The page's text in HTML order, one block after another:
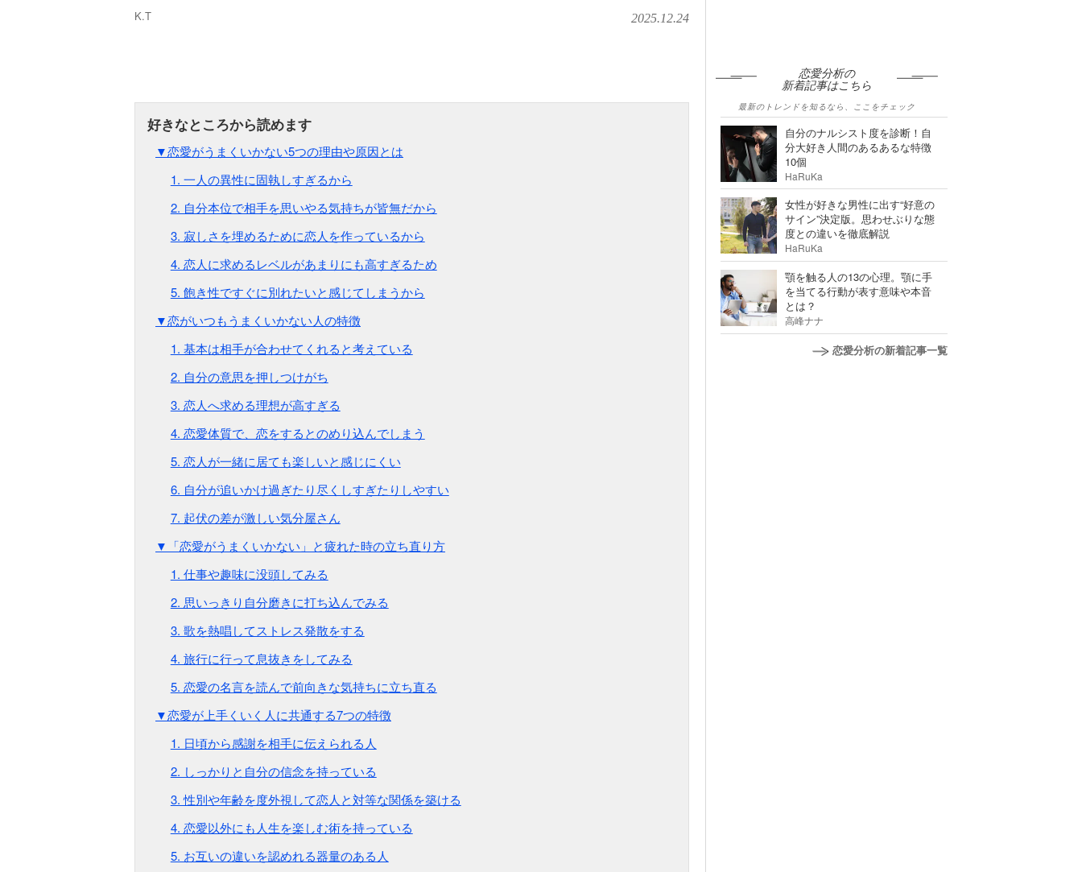
K.T 2025.12.24
▼恋愛がうまくいかない5つの理由や原因とは
1. 一人の異性に固執しすぎるから
2. 自分本位で相手を思いやる気持ちが皆無だから
3. 寂しさを埋めるために恋人を作っているから
4. 恋人に求めるレベルがあまりにも高すぎるため
5. 飽き性ですぐに別れたいと感じてしまうから
▼恋がいつもうまくいかない人の特徴
1. 基本は相手が合わせてくれると考えている
2. 自分の意思を押しつけがち
3. 恋人へ求める理想が高すぎる
4. 恋愛体質で、恋をするとのめり込んでしまう
5. 恋人が一緒に居ても楽しいと感じにくい
6. 自分が追いかけ過ぎたり尽くしすぎたりしやすい
7. 起伏の差が激しい気分屋さん
▼「恋愛がうまくいかない」と疲れた時の立ち直り方
1. 仕事や趣味に没頭してみる
2. 思いっきり自分磨きに打ち込んでみる
3. 歌を熱唱してストレス発散をする
4. 旅行に行って息抜きをしてみる
5. 恋愛の名言を読んで前向きな気持ちに立ち直る
▼恋愛が上手くいく人に共通する7つの特徴
1. 日頃から感謝を相手に伝えられる人
2. しっかりと自分の信念を持っている
3. 性別や年齢を度外視して恋人と対等な関係を築ける
4. 恋愛以外にも人生を楽しむ術を持っている
5. お互いの違いを認めれる器量のある人
恋愛分析の
新着記事はこちら
最新のトレンドを知るなら、ここをチェック
自分のナルシスト度を診断！自
分大好き人間のあるあるな特徴
10個
HaRuKa
女性が好きな男性に出す“好意の
サイン”決定版。思わせぶりな態
度との違いを徹底解説
HaRuKa
顎を触る人の13の心理。顎に手
を当てる行動が表す意味や本音
とは？
高峰ナナ
恋愛分析の新着記事一覧